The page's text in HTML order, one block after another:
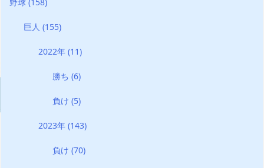
巨人(155)
2022年 (11)
勝ち(6)
負け(5)
2023年 (143)
負け(70)